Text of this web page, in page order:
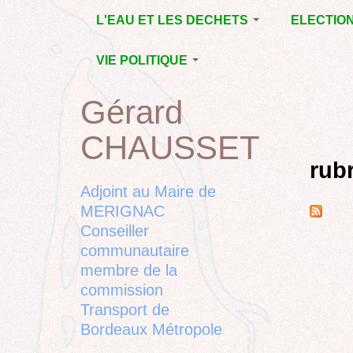
L'EAU ET LES DECHETS
ECONOMIE D’EAU,
SAGE, SÉCHERESSE
LA GESTION DES
DECHETS
CONTRAT DE L'EAU,
POLLUTIONS
RUBRIQUE
CHANTIER
VIE POLITIQUE
L’ACTION POLITIQUE À
MÉRIGNAC
BORDEAUX
METROPOLE
EMPLOI, SOLIDARITES
ELECTIONS,
RUBRIQUES
DIVERSES, PETITES
PHRASES..
top
Back
to
top
Gérard
CHAUSSET
Adjoint au Maire de
MERIGNAC
Conseiller
communautaire
membre de la
commission
Transport de
Bordeaux Métropole